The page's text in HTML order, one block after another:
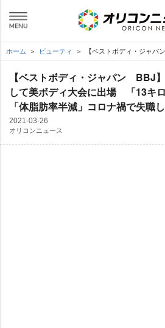
ホーム ビューティ 【ベストボディ・ジャパ
【ベストボディ・ジャパン BBJ
して美ボディ大会に出場 「13キ
「体脂肪率半減」コロナ禍で失職
2021-03-26
オリコンニュース